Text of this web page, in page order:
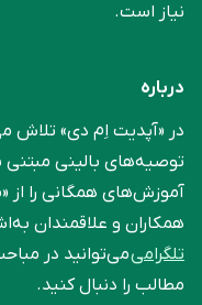
نیاز است.
درباره
در «آپدیت اِم دی» تلاش
توصیه‌های بالینی
آموزش‌های همگانی را از
همکاران و علاقمندان
تلگرامیمی‌توانید در
مطالب را دنبال کنید.